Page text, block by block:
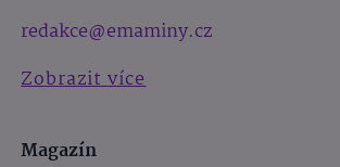
redakce@emaminy.cz
Zobrazit více
Magazín